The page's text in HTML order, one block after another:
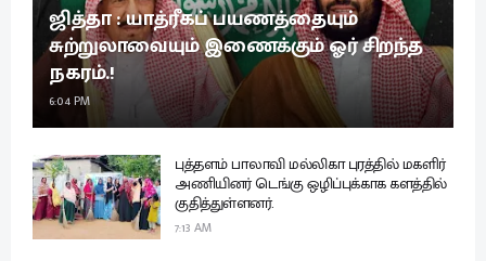
ஜித்தா : யாத்ரீகப் பயணத்தையும்
சுற்றுலாவையும் இணைக்கும் ஓர் சிறந்த
நகரம்.!
6:04 PM
புத்தளம் பாலாவி மல்லிகா புரத்தில் மகளிர்
அணியினர் டெங்கு ஒழிப்புக்காக களத்தில்
குதித்துள்ளனர்.
7:13 AM